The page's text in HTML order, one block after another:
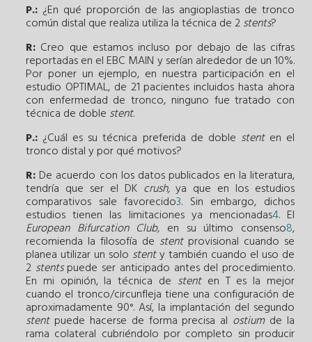
P.: ¿En qué proporción de las angioplastias de tronco
común distal que realiza utiliza la técnica de 2stents?
R: Creo que estamos incluso por debajo de las cifras
reportadas en el EBC MAIN y serían alrededor de un 10%.
Por poner un ejemplo, en nuestra participación en el
estudio OPTIMAL, de 21 pacientes incluidos hasta ahora
con enfermedad de tronco, ninguno fue tratado con
técnica de doble stent.
P.: ¿Cuál es su técnica preferida de doble stenten el
tronco distal y por qué motivos?
R: De acuerdo con los datos publicados en la literatura,
tendría que ser el DK crush,ya que en los estudios
comparativos sale favorecido3. Sin embargo, dichos
estudios tienen las limitaciones ya mencionadas4. El
European Bifurcation Club, en su último consenso8,
recomienda la filosofía de stentprovisional cuando se
planea utilizar un solo stenty también cuando el uso de
2 stentspuede ser anticipado antes del procedimiento.
En mi opinión, la técnica de stenten T es la mejor
cuando el tronco/circunfleja tiene una configuración de
aproximadamente 90°. Así, la implantación del segundo
stentpuede hacerse de forma precisa al ostiumde la
rama colateral cubriéndolo por completo sin producir